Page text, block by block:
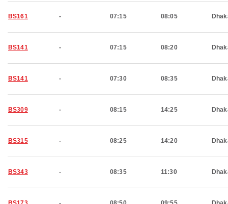
BS161 - 07:15 08:05
BS141 - 07:15 08:20
BS141 - 07:30 08:35
BS309 - 08:15 14:25
BS315 - 08:25 14:20
BS343 - 08:35 11:30